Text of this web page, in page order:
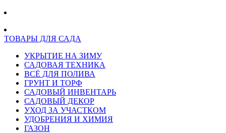
ТОВАРЫ ДЛЯ САДА
УКРЫТИЕ НА ЗИМУ
САДОВАЯ ТЕХНИКА
ВСЁ ДЛЯ ПОЛИВА
ГРУНТ И ТОРФ
САДОВЫЙ ИНВЕНТАРЬ
САДОВЫЙ ДЕКОР
УХОД ЗА УЧАСТКОМ
УДОБРЕНИЯ И ХИМИЯ
ГАЗОН